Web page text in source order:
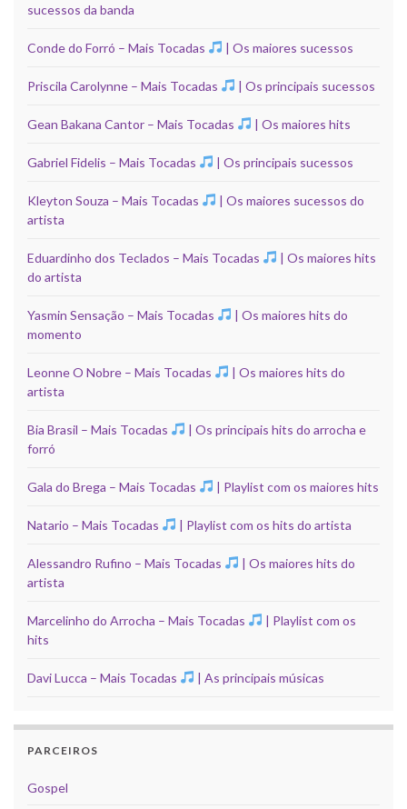
sucessos da banda
Conde do Forró – Mais Tocadas | Os maiores sucessos
Priscila Carolynne – Mais Tocadas | Os principais sucessos
Gean Bakana Cantor – Mais Tocadas | Os maiores hits
Gabriel Fidelis – Mais Tocadas | Os principais sucessos
Kleyton Souza – Mais Tocadas
| Os maiores sucessos do
artista
Eduardinho dos Teclados – Mais Tocadas
| Os maiores hits
do artista
Yasmin Sensação – Mais Tocadas
| Os maiores hits do
momento
Leonne O Nobre – Mais Tocadas
| Os maiores hits do
artista
Bia Brasil – Mais Tocadas
| Os principais hits do arrocha e
forró
Gala do Brega – Mais Tocadas | Playlist com os maiores hits
Natario – Mais Tocadas | Playlist com os hits do artista
Alessandro Rufino – Mais Tocadas
| Os maiores hits do
artista
Marcelinho do Arrocha – Mais Tocadas
| Playlist com os
hits
Davi Lucca – Mais Tocadas | As principais músicas
PARCEIROS
Gospel